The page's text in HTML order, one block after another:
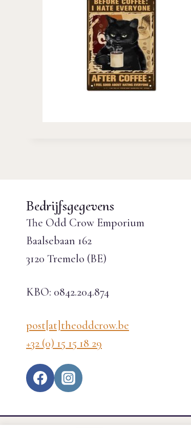
Bedrijfsgegevens
The Odd Crow Emporium
Baalsebaan 162
3120 Tremelo (BE)
KBO: 0842.204.874
post[at]theoddcrow.be
+32 (0) 15 15 18 29
EN